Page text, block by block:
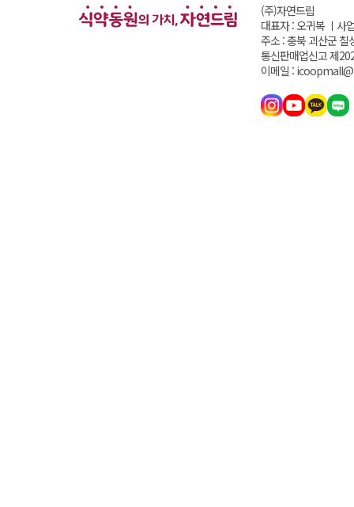
(주)자연드림
대표자 : 오귀복 ㅣ 사
주소 : 충북 괴산군 칠
통신판매업신고 제
이메일 :